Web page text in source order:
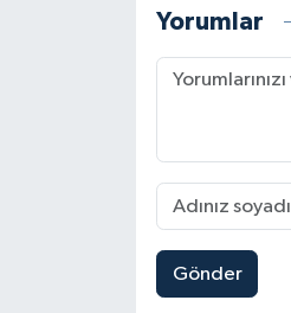
Yorumlar
Gönder